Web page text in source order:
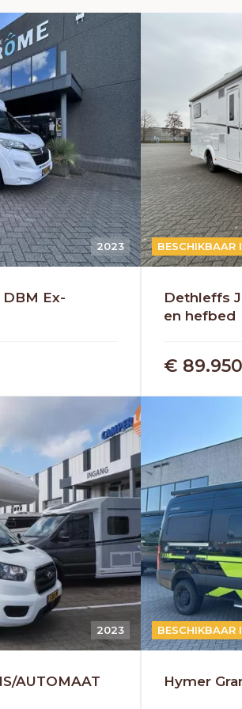
2023
Ex-
AUTOMAAT
BESCHIKBAAR
Dethleffs
en hefbed
€ 89.950
2023
AUTOMAAT
AUTOMAAT
BESCHIKBAAR
Hymer